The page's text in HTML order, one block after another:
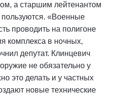
а старшим лейтенантом
«Военные
проводить на полигоне
комплекса в ночных,
депутат. Клинцевич
не обязательно у
это делать и у частных
новые технические